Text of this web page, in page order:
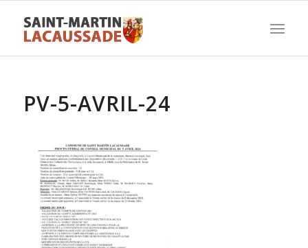
PV-5-AVRIL-24